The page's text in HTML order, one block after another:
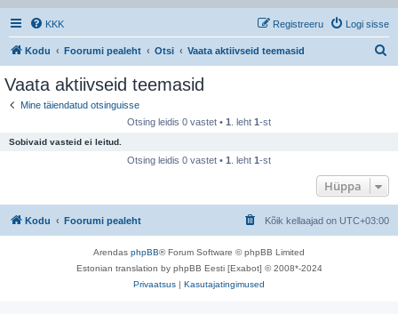
KKK Logi sisse
Registreeru
Kodu Foorumi pealeht Otsi Vaata aktiivseid teemasid
Vaata aktiivseid teemasid
Mine täiendatud otsinguisse
Otsing leidis 0 vastet • 1 . leht 1-st
Sobivaid vasteid ei leitud.
Otsing leidis 0 vastet • 1 . leht 1-st
Hüppa
Kodu Foorumi pealeht Kõik kellaajad on UTC+03:00
Arendas phpBB® Forum Software © phpBB Limited
Estonian translation by phpBB Eesti [Exabot] © 2008*-2024
Privaatsus | Kasutajatingimused